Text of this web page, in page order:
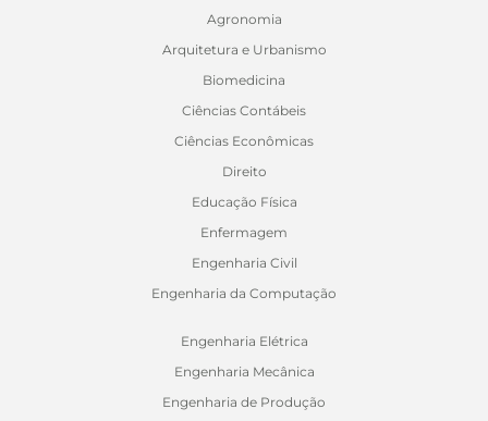
Agronomia
Arquitetura e Urbanismo
Biomedicina
Ciências Contábeis
Ciências Econômicas
Direito
Educação Física
Enfermagem
Engenharia Civil
Engenharia da Computação
Engenharia Elétrica
Engenharia Mecânica
Engenharia de Produção